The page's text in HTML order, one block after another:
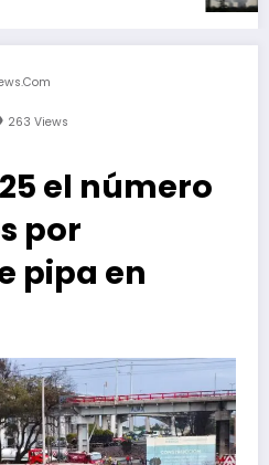
263 Views
el número
por
pipa en